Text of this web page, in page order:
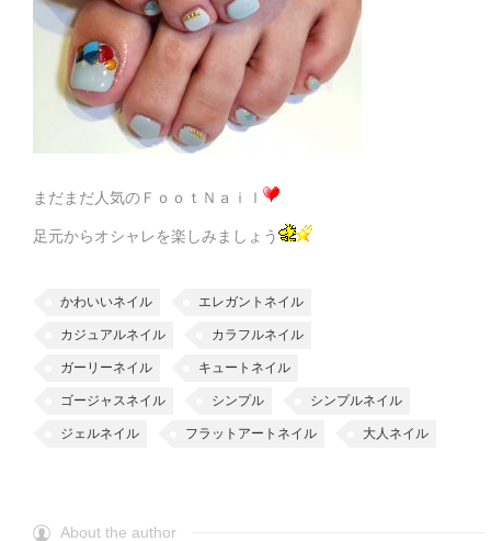
まだまだ人気のＦｏｏｔＮａｉｌ
足元からオシャレを楽しみましょう
かわいいネイル エレガントネイル
カジュアルネイル カラフルネイル
ガーリーネイル キュートネイル
ゴージャスネイル シンプル シンプルネイル
ジェルネイル フラットアートネイル 大人ネイル
About the author